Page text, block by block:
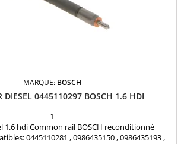
MARQUE: BOSCH
DIESEL 0445110297 BOSCH 1.6 HDI
1
1.6 hdi Common rail BOSCH reconditionné
0445110281 , 0986435150 , 0986435193 ,